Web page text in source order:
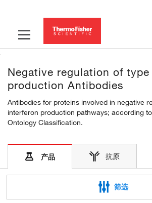
Negative regulation of
production Antibodies
Antibodies for proteins involved in negative
interferon production pathways; according
Ontology Classification.
产品 抗原
筛选